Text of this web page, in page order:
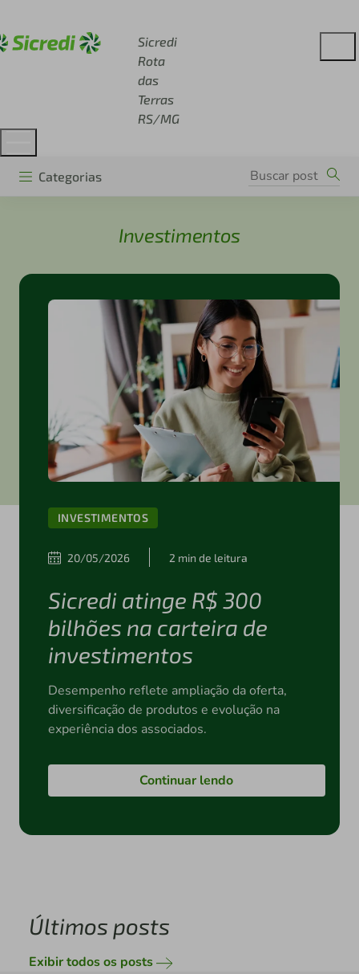
Sicredi
Rota
das
Terras
RS/MG
Categorias
Investimentos
INVESTIMENTOS
20/05/2026 2 min de leitura
Sicredi atinge R$ 300
bilhões na carteira de
investimentos
Desempenho reflete ampliação da oferta,
diversificação de produtos e evolução na
experiência dos associados.
Continuar lendo
Últimos posts
Exibir todos os posts